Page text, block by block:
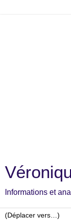
Informations et